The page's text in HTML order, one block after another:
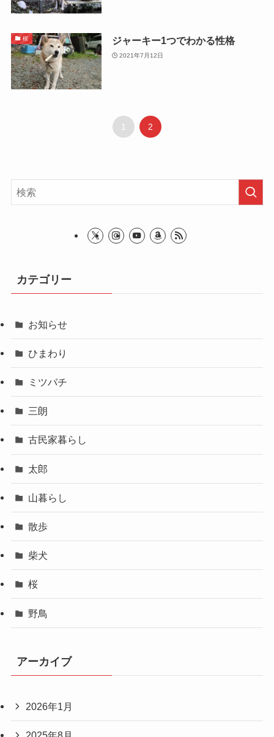
桜 ジャーキー1つでわかる性格
2021年7月12日
1 2
カテゴリー
お知らせ
ひまわり
ミツバチ
三朗
古民家暮らし
太郎
山暮らし
散歩
柴犬
桜
野鳥
アーカイブ
2026年1月